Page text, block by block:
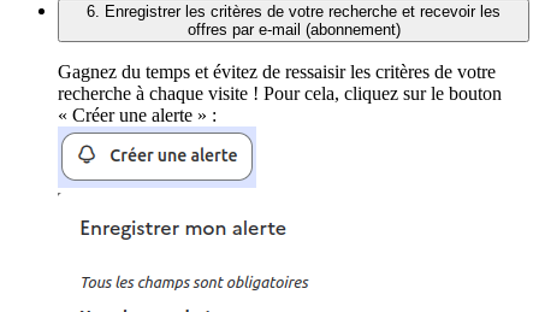
6. Enregistrer les critères de votre recherche et recevoir les
offres par e-mail (abonnement)
Gagnez du temps et évitez de ressaisir les critères de votre
recherche à chaque visite ! Pour cela, cliquez sur le bouton
« Créer une alerte » :